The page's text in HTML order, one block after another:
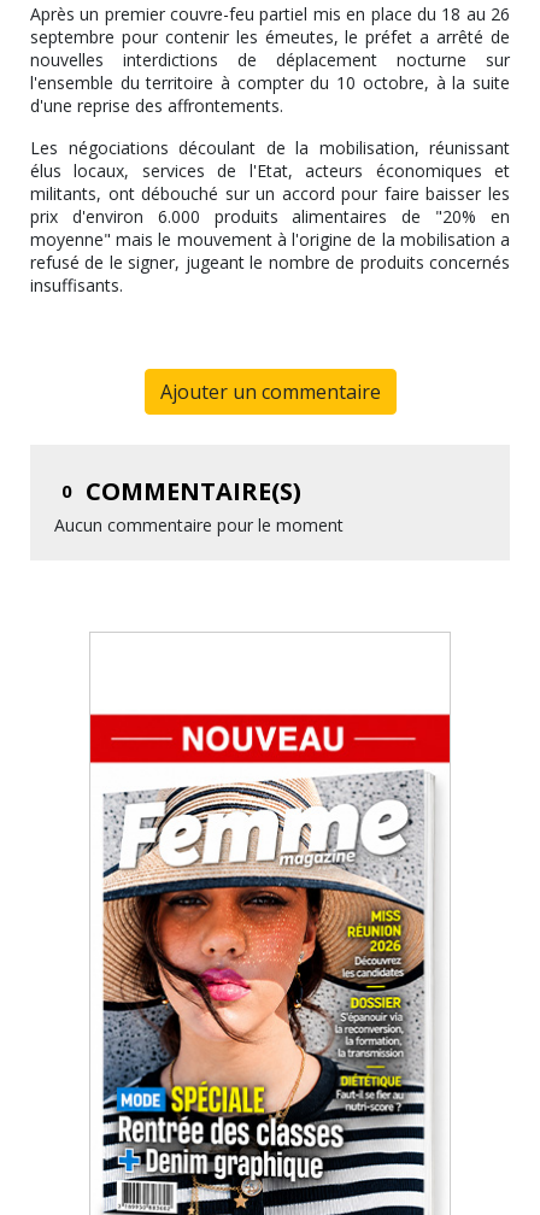
Après un premier couvre-feu partiel mis en place du 18 au 26
septembre pour contenir les émeutes, le préfet a arrêté de
nouvelles interdictions de déplacement nocturne sur
l'ensemble du territoire à compter du 10 octobre, à la suite
d'une reprise des affrontements.
Les négociations découlant de la mobilisation, réunissant
élus locaux, services de l'Etat, acteurs économiques et
militants, ont débouché sur un accord pour faire baisser les
prix d'environ 6.000 produits alimentaires de "20% en
moyenne" mais le mouvement à l'origine de la mobilisation a
refusé de le signer, jugeant le nombre de produits concernés
insuffisants.
Ajouter un commentaire
0 COMMENTAIRE(S)
Aucun commentaire pour le moment